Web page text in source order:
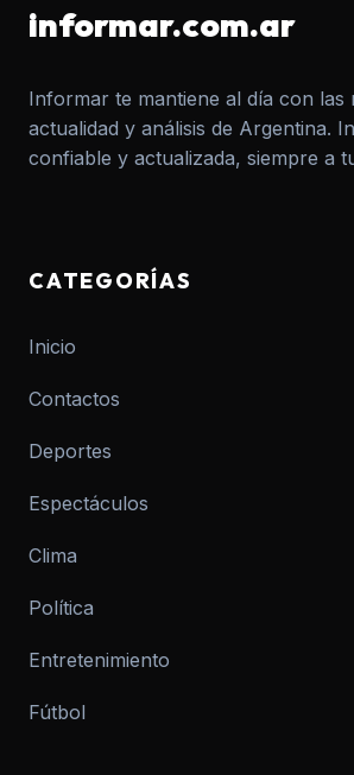
informar.com.ar
Informar te mantiene al día con las
actualidad y análisis de Argentina.
confiable y actualizada, siempre a
CATEGORÍAS
Inicio
Contactos
Deportes
Espectáculos
Clima
Política
Entretenimiento
Fútbol